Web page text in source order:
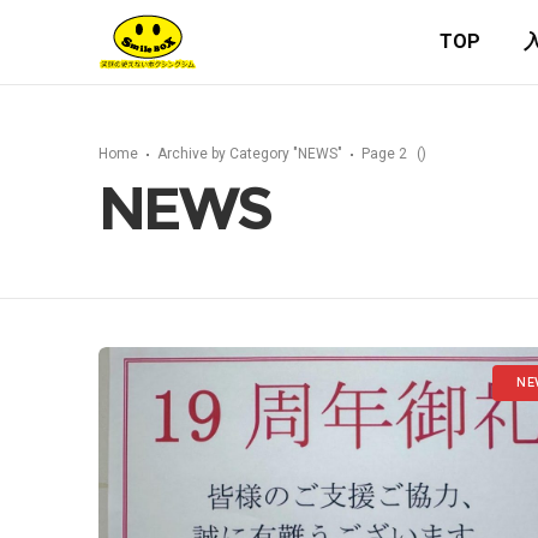
TOP
Home Archive by Category "NEWS" (
Page 2 )
NEWS